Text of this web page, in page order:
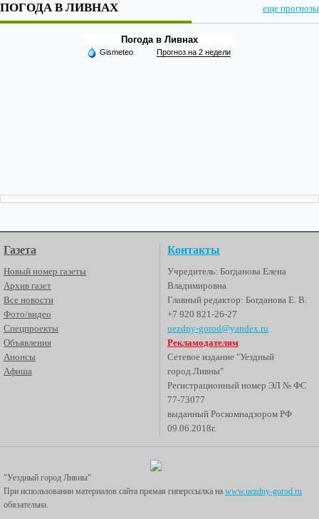
ПОГОДА В ЛИВНАХ еще прогнозы
Погода в Ливнах
Gismeteo Прогноз на 2 недели
Газета
Новый номер газеты
Архив газет
Все новости
Фото/видео
Спецпроекты
Объявления
Анонсы
Афиша
Контакты
Учредитель: Богданова Елена
Владимировна
Главный редактор: Богданова Е. В.
+7 920 821-26-27
uezdny-gorod@yandex.ru
Рекламодателям
Сетевое издание "Уездный
город.Ливны"
Регистрационный номер ЭЛ № ФС
77-73077
выданный Роскомнадзором РФ
09.06.2018г.
"Уездный город Ливны"
При использовании материалов сайта прямая гиперссылка на www.uezdny-gorod.ru
обязательна.